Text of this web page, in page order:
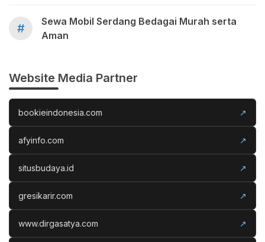
#
Sewa Mobil Serdang Bedagai Murah serta
Aman
Website Media Partner
bookieindonesia.com ↗
afyinfo.com ↗
situsbudaya.id ↗
gresikarir.com ↗
www.dirgasatya.com ↗